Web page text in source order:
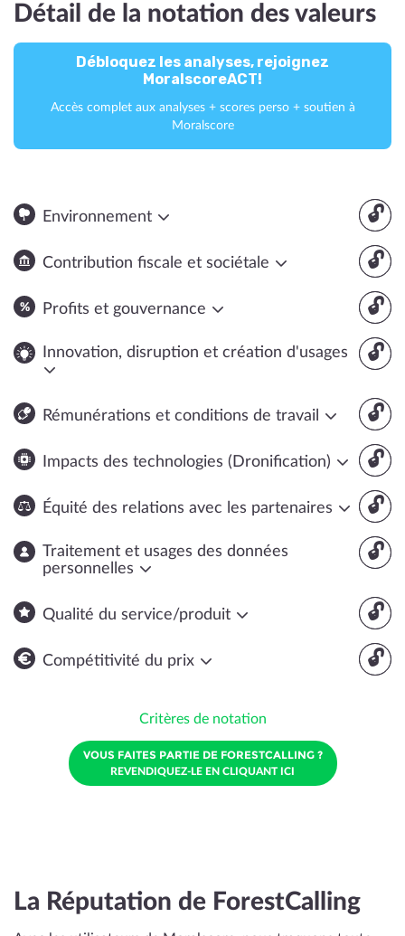
Détail de la notation des valeurs
Débloquez les analyses, rejoignez
MoralscoreACT!
Accès complet aux analyses + scores perso + soutien à
Moralscore
🔓
Environnement
🔓
Contribution fiscale et sociétale
🔓
Profits et gouvernance
🔓
Innovation, disruption et création d'usages
🔓
Rémunérations et conditions de travail
🔓
Impacts des technologies (Dronification)
🔓
Équité des relations avec les partenaires
🔓
Traitement et usages des données
personnelles
🔓
Qualité du service/produit
🔓
Compétitivité du prix
Critères de notation
VOUS FAITES PARTIE DE FORESTCALLING ?
REVENDIQUEZ-LE EN CLIQUANT ICI
La Réputation de ForestCalling